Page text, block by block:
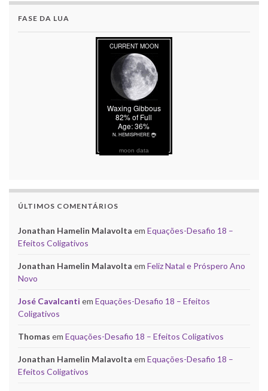
FASE DA LUA
moon data
ÚLTIMOS COMENTÁRIOS
Jonathan Hamelin Malavolta em Equações-Desafio 18 –
Efeitos Coligativos
Jonathan Hamelin Malavolta em Feliz Natal e Próspero Ano
Novo
José Cavalcanti em Equações-Desafio 18 – Efeitos
Coligativos
Thomas em Equações-Desafio 18 – Efeitos Coligativos
Jonathan Hamelin Malavolta em Equações-Desafio 18 –
Efeitos Coligativos